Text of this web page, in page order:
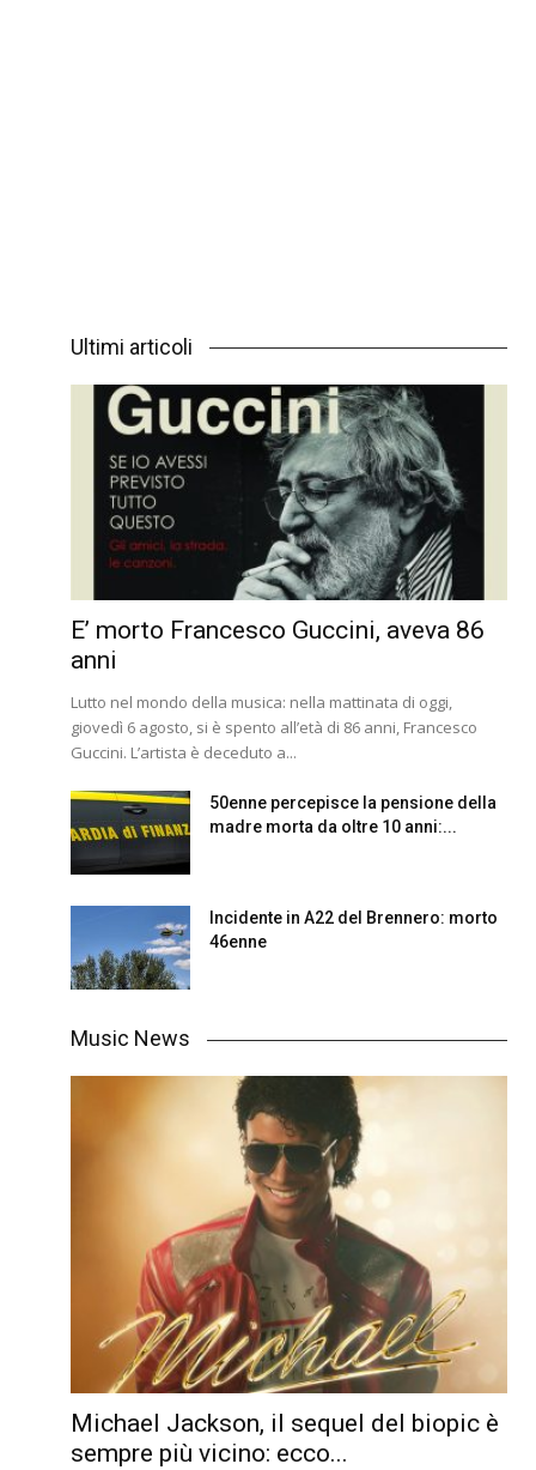
Ultimi articoli
E’ morto Francesco Guccini, aveva 86
anni
Lutto nel mondo della musica: nella mattinata di oggi,
giovedì 6 agosto, si è spento all’età di 86 anni, Francesco
Guccini. L’artista è deceduto a...
50enne percepisce la pensione della
madre morta da oltre 10 anni:...
Incidente in A22 del Brennero: morto
46enne
Music News
Michael Jackson, il sequel del biopic è
sempre più vicino: ecco...